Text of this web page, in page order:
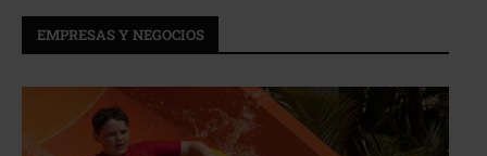
EMPRESAS Y NEGOCIOS